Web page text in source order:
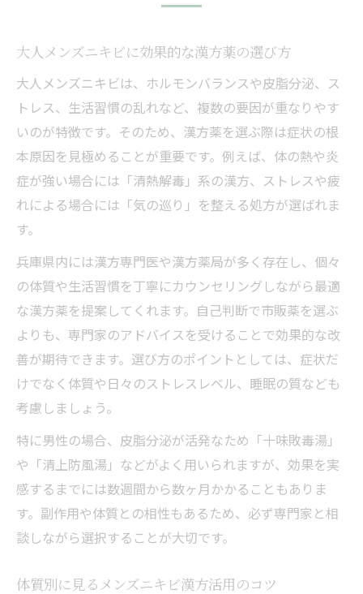
大人メンズニキビに効果的な漢方薬の選び方
大人メンズニキビは、ホルモンバランスや皮脂分泌、ス
トレス、生活習慣の乱れなど、複数の要因が重なりやす
いのが特徴です。そのため、漢方薬を選ぶ際は症状の根
本原因を見極めることが重要です。例えば、体の熱や炎
症が強い場合には「清熱解毒」系の漢方、ストレスや疲
れによる場合には「気の巡り」を整える処方が選ばれま
す。
兵庫県内には漢方専門医や漢方薬局が多く存在し、個々
の体質や生活習慣を丁寧にカウンセリングしながら最適
な漢方薬を提案してくれます。自己判断で市販薬を選ぶ
よりも、専門家のアドバイスを受けることで効果的な改
善が期待できます。選び方のポイントとしては、症状だ
けでなく体質や日々のストレスレベル、睡眠の質なども
考慮しましょう。
特に男性の場合、皮脂分泌が活発なため「十味敗毒湯」
や「清上防風湯」などがよく用いられますが、効果を実
感するまでには数週間から数ヶ月かかることもありま
す。副作用や体質との相性もあるため、必ず専門家と相
談しながら選択することが大切です。
体質別に見るメンズニキビ漢方活用のコツ